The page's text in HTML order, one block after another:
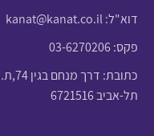
דוא"ל:kanat@kanat.co.il
פקס: 03-6270206
כתובת: דרך מנחם בגין 74,ת.ד 51231
תל-אביב 6721516